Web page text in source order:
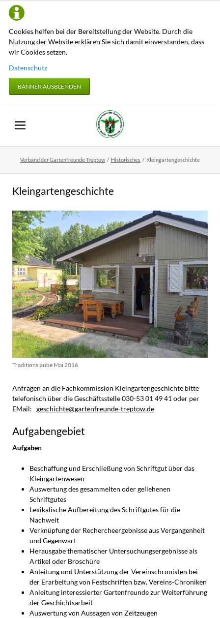
Cookies helfen bei der Bereitstellung der Website. Durch die
Nutzung der Website erklären Sie sich damit einverstanden, dass
wir Cookies setzen.
Datenschutz
BANNER AUSBLENDEN
Verband der Gartenfreunde Treptow Historisches Kleingartengeschichte
Kleingartengeschichte
Traditionslaube Mai 2016
Anfragen an die Fachkommission Kleingartengeschichte bitte
telefonisch über die Geschäftsstelle 030-53 01 49 41 oder per
EMail: geschichte@gartenfreunde-treptow.de
Aufgabengebiet
Aufgaben
Beschaffung und Erschließung von Schriftgut über das
Kleingartenwesen
Auswertung des gesammelten oder geliehenen
Schriftgutes
Lexikalische Aufbereitung des Schriftgutes für die
Nachwelt
Verknüpfung der Rechercheergebnisse aus Vergangenheit
und Gegenwart
Herausgabe thematischer Untersuchungsergebnisse als
Artikel oder Broschüre
Anleitung und Unterstützung der Vereinschronisten bei
der Erarbeitung von Festschriften bzw. Vereins-Chroniken
Anleitung interessierter Gartenfreunde zur Weiterführung
der Geschichtsarbeit
Auswertung von Aussagen von Zeitzeugen